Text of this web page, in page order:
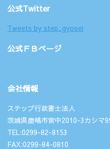
公式Twitter
Tweets by step_gyosei
公式ＦＢページ
会社情報
ステップ行政書士法人
茨城県鹿嶋市宮中2010-3カシマ
TEL:0299-82-8153
FAX:0299-84-0810